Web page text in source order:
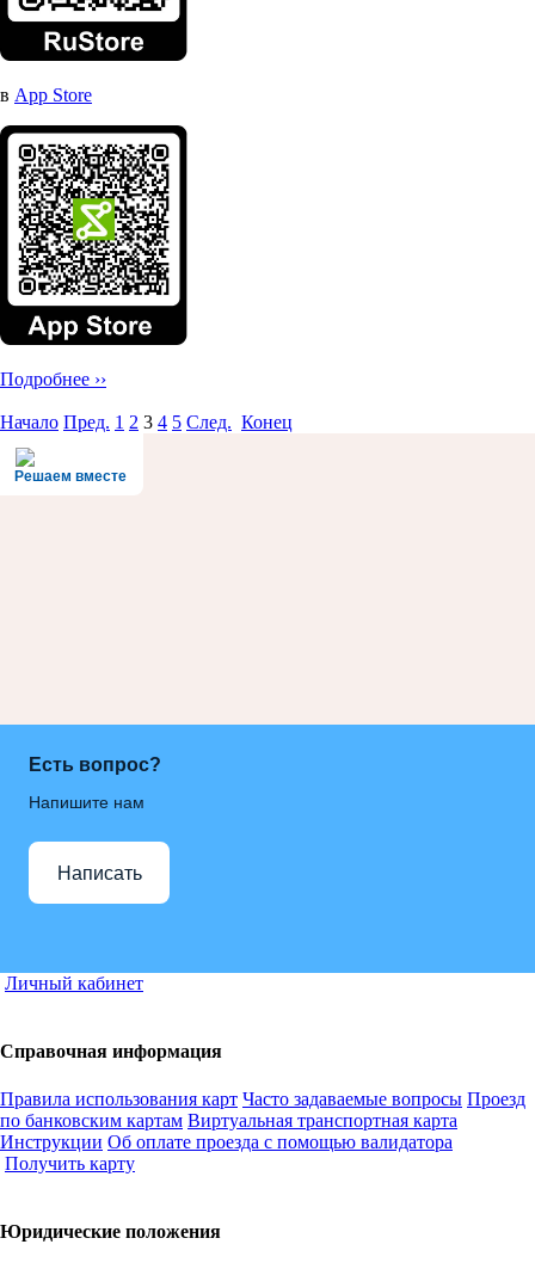
в App Store
Подробнее ››
Начало Пред. 1 2 3 4 5 След. Конец
Решаем вместе
Есть вопрос?
Напишите нам
Написать
Личный кабинет
Справочная информация
Правила использования карт Часто задаваемые вопросы Проезд
по банковским картам Виртуальная транспортная карта
Инструкции Об оплате проезда с помощью валидатора
Получить карту
Юридические положения